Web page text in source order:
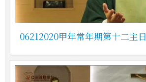
06212020甲年常年期第十二主日